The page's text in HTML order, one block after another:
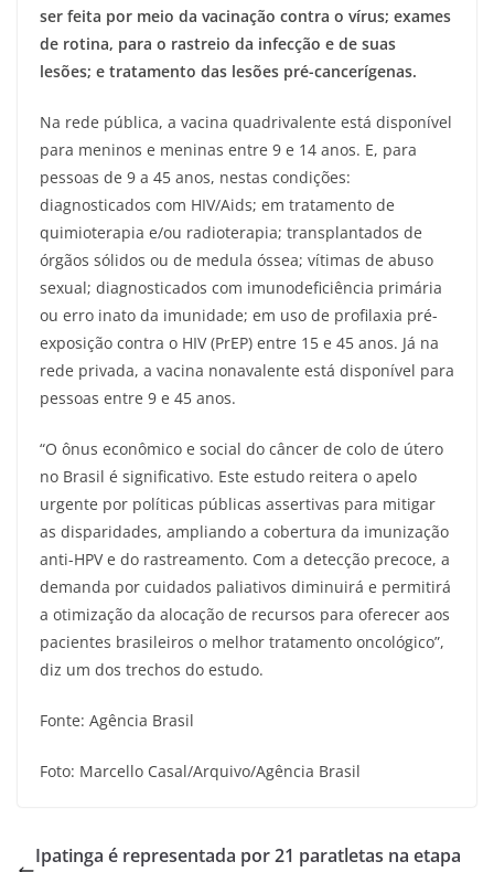
ser feita por meio da vacinação contra o vírus; exames
de rotina, para o rastreio da infecção e de suas
lesões; e tratamento das lesões pré-cancerígenas.
Na rede pública, a vacina quadrivalente está disponível
para meninos e meninas entre 9 e 14 anos. E, para
pessoas de 9 a 45 anos, nestas condições:
diagnosticados com HIV/Aids; em tratamento de
quimioterapia e/ou radioterapia; transplantados de
órgãos sólidos ou de medula óssea; vítimas de abuso
sexual; diagnosticados com imunodeficiência primária
ou erro inato da imunidade; em uso de profilaxia pré-
exposição contra o HIV (PrEP) entre 15 e 45 anos. Já na
rede privada, a vacina nonavalente está disponível para
pessoas entre 9 e 45 anos.
“O ônus econômico e social do câncer de colo de útero
no Brasil é significativo. Este estudo reitera o apelo
urgente por políticas públicas assertivas para mitigar
as disparidades, ampliando a cobertura da imunização
anti-HPV e do rastreamento. Com a detecção precoce, a
demanda por cuidados paliativos diminuirá e permitirá
a otimização da alocação de recursos para oferecer aos
pacientes brasileiros o melhor tratamento oncológico”,
diz um dos trechos do estudo.
Fonte: Agência Brasil
Foto: Marcello Casal/Arquivo/Agência Brasil
Ipatinga é representada por 21 paratletas na etapa